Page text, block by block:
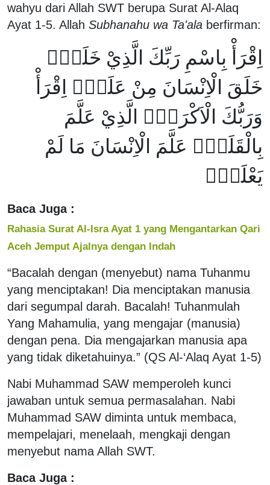
wahyu dari Allah SWT berupa Surat Al-Alaq
Ayat 1-5. Allah Subhanahu wa Ta'ala berfirman:
اِقْرَأْ بِاسْمِ رَبِّكَ الَّذِيْ خَلَقَۚ
خَلَقَ الْاِنْسَانَ مِنْ عَلَقٍۚ اِقْرَأْ
وَرَبُّكَ الْاَكْرَمُۙ الَّذِيْ عَلَّمَ
بِالْقَلَمِۙ عَلَّمَ الْاِنْسَانَ مَا لَمْ
يَعْلَمْۗ
Baca Juga :
Rahasia Surat Al-Isra Ayat 1 yang Mengantarkan Qari
Aceh Jemput Ajalnya dengan Indah
“Bacalah dengan (menyebut) nama Tuhanmu
yang menciptakan! Dia menciptakan manusia
dari segumpal darah. Bacalah! Tuhanmulah
Yang Mahamulia, yang mengajar (manusia)
dengan pena. Dia mengajarkan manusia apa
yang tidak diketahuinya.” (QS Al-‘Alaq Ayat 1-5)
Nabi Muhammad SAW memperoleh kunci
jawaban untuk semua permasalahan. Nabi
Muhammad SAW diminta untuk membaca,
mempelajari, menelaah, mengkaji dengan
menyebut nama Allah SWT.
Baca Juga :